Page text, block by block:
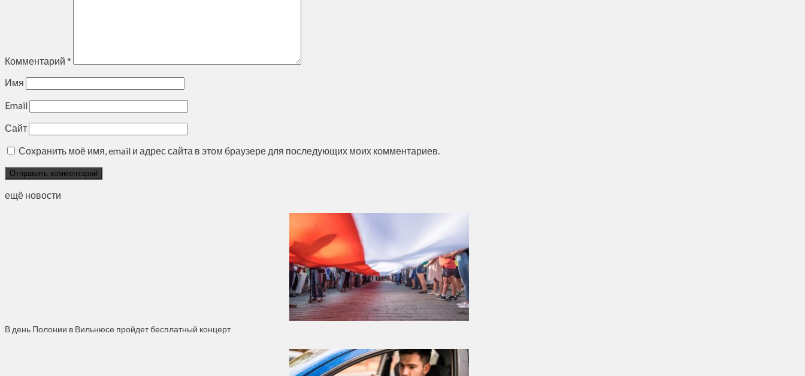
Комментарий *
Имя
Email
Сайт
Сохранить моё имя, email и адрес сайта в этом браузере для последующих моих комментариев.
ещё новости
В день Полонии в Вильнюсе пройдет бесплатный концерт